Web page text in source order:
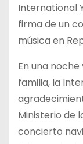
International
firma de un
música en
En una
familia, la
Ministerio de
concierto